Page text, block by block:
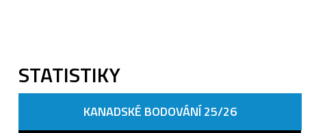
STATISTIKY
KANADSKÉ BODOVÁNÍ 25/26